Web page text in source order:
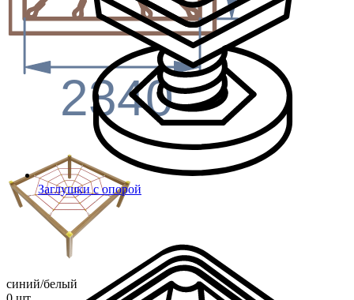
Заглушки с опорой
2340
синий/белый